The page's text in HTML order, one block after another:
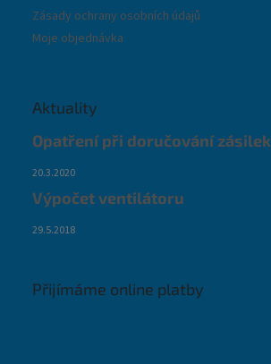
Zásady ochrany osobních údajů
Moje objednávka
Aktuality
Opatření při doručování zásilek
20.3.2020
Výpočet ventilátoru
29.5.2018
Přijímáme online platby